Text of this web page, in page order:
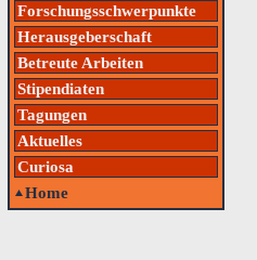
Forschungsschwerpunkte
Herausgeberschaft
Betreute Arbeiten
Stipendiaten
Tagungen
Aktuelles
Curiosa
Home